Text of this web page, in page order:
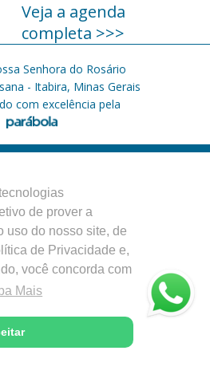
de prover a
uso do nosso site, de
de Privacidade e,
você concorda com
Mais
Veja a agenda
completa >>>
Senhora do Rosário
- Itabira, Minas Gerais
com excelência pela